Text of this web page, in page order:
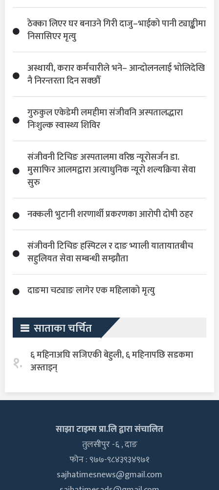
ठेक्का लिएर घर बनाउने गिरी दाजु–भाईको पानी ट्याङ्कीमा
निसासिएर मृत्यु
अस्थायी, करार कर्मचारीले भने– आन्दोलनलाई भोलिदेखि
नै निरन्तरता दिन सक्छौँ
गुरुकुल एकेडेमी लमहीमा संजीवनि अस्पतालद्धारा
निःशुल्क स्वास्थ्य शिविर
संजीवनी टिचिङ अस्पतालमा वरिष्ठ न्यूरोसर्जन डा.
मुसाफिर आलमद्वारा अत्याधुनिक न्यूरो शल्यक्रिया सेवा
सुरु
नक्कली भुटानी शरणार्थी प्रकरणका आरोपी दोषी ठहर
संजीवनी टिचिङ हस्पिटल र दाङ भ्याली यातायातबीच
सहुलियत सेवा सम्बन्धी सम्झौता
दाङमा चट्याङ लागेर एक महिलाको मृत्यु
साताका चर्चित
१. ६ महिनाअघि सजिएकी बेहुली, ६ महिनापछि सडकमा
अस्ताइन्
साझा टाइम्स प्रा.लि द्वारा संचालित
तुलसीपुर -६ , दाङ
फोन : ९७७-९८४३९३४९७१
sajhatimesnews@gmail.com